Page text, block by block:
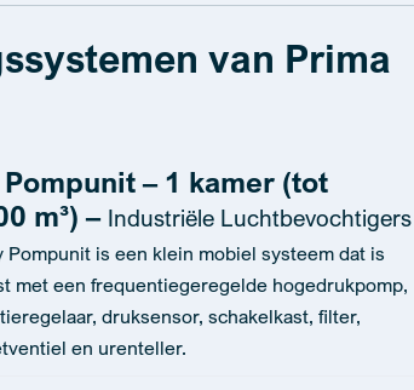
van Prima
Pompunit – 1 kamer (tot
m³) – Industriële Luchtbevochtigers
Pompunit is een klein mobiel systeem dat is
met een frequentiegeregelde hogedrukpomp,
druksensor, schakelkast, filter,
en urenteller.